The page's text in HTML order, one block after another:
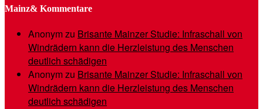
Mainz& Kommentare
Anonymzu Brisante Mainzer Studie: Infraschall von
Windrädern kann die Herzleistung des Menschen
deutlich schädigen
Anonymzu Brisante Mainzer Studie: Infraschall von
Windrädern kann die Herzleistung des Menschen
deutlich schädigen